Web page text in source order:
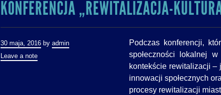
KONFERENCJA „REWITALIZACJA-
Podczas konferencji,
społeczności lokalnej
kontekście rewitalizacji –
innowacji społecznych
procesy rewitalizacji
30 maja, 2016 by admin
Leave a note